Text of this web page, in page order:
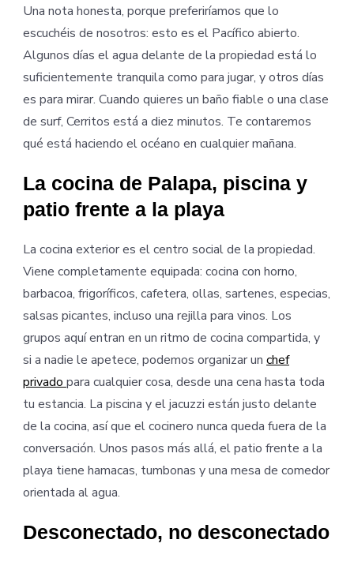
Una nota honesta, porque preferiríamos que lo
escuchéis de nosotros: esto es el Pacífico abierto.
Algunos días el agua delante de la propiedad está lo
suficientemente tranquila como para jugar, y otros días
es para mirar. Cuando quieres un baño fiable o una clase
de surf, Cerritos está a diez minutos. Te contaremos
qué está haciendo el océano en cualquier mañana.
La cocina de Palapa, piscina y
patio frente a la playa
La cocina exterior es el centro social de la propiedad.
Viene completamente equipada: cocina con horno,
barbacoa, frigoríficos, cafetera, ollas, sartenes, especias,
salsas picantes, incluso una rejilla para vinos. Los
grupos aquí entran en un ritmo de cocina compartida, y
si a nadie le apetece, podemos organizar un chef
privado para cualquier cosa, desde una cena hasta toda
tu estancia. La piscina y el jacuzzi están justo delante
de la cocina, así que el cocinero nunca queda fuera de la
conversación. Unos pasos más allá, el patio frente a la
playa tiene hamacas, tumbonas y una mesa de comedor
orientada al agua.
Desconectado, no desconectado